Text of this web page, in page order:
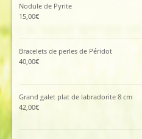
Nodule de Pyrite
15,00€
Bracelets de perles de Péridot
40,00€
Grand galet plat de labradorite 8 cm
42,00€